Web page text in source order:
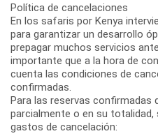
Política de cancelaciones
En los safaris por Kenya
para garantizar un desarrollo
prepagar muchos servicios
importante que a la hora de
cuenta las condiciones de
confirmadas.
Para las reservas confirmadas
parcialmente o en su totalidad,
gastos de cancelación: